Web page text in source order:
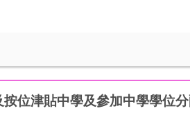
位津貼中學及參加中學學位